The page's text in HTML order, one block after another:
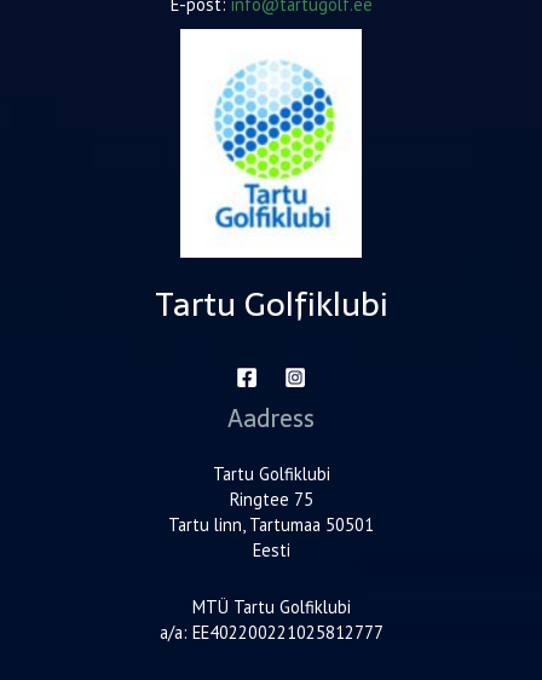
Tartu Golfiklubi
Aadress
Tartu Golfiklubi
Ringtee 75
Tartu linn, Tartumaa 50501
Eesti
MTÜ Tartu Golfiklubi
a/a: EE402200221025812777